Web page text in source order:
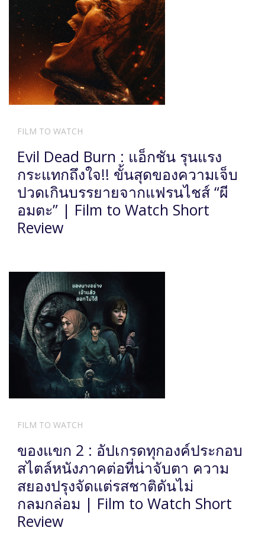
FILM TO WATCH
Evil Dead Burn : แอ็กชัน รุนแรง
กระแทกถึงใจ!! ขั้นสุดของความเจ็บ
ปวดเกินบรรยายจากแฟรนไชส์ “ผี
อมตะ” | Film to Watch Short
Review
FILM TO WATCH
ของแขก 2 : อัปเกรดทุกองค์ประกอบ
สไตล์หนังภาคต่อที่น่าจับตา ความ
สยองปรุงจัดแต่รสชาติดันไม่
กลมกล่อม | Film to Watch Short
Review